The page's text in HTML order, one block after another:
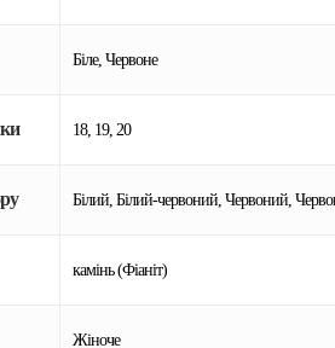
Біле, Червоне
18, 19, 20
Білий, Білий-червоний, Червоний,
камінь (Фіаніт)
Жіноче